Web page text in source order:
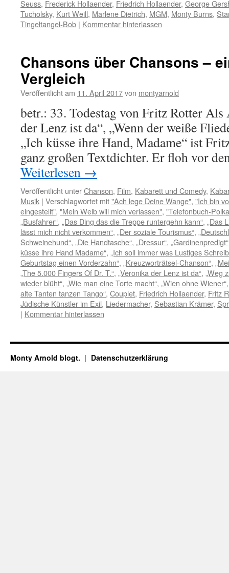
Seuss, Frederick Hollaender, Friedrich Hollaender, George
Tucholsky, Kurt Weill, Marlene Dietrich, MGM, Monty Burns,
Tingeltangel-Bob | Kommentar hinterlassen
Chansons über Chansons –
Vergleich
Veröffentlicht am 11. April 2017von montyarnold
betr.: 33. Todestag von Fritz Rotter
der Lenz ist da“, „Wenn der weiße
„Ich küsse ihre Hand, Madame“ ist
ganz großen Textdichter. Er floh vor
Weiterlesen →
Veröffentlicht unterChanson, Film, Kabarett und Comedy,
Musik | Verschlagwortet mit"Ach lege Deine Wange", "Ich bin
eingestellt", "Mein Weib will mich verlassen", "Telefonbuch-
„Busfahrer“, „Das Ding das die Treppe runtergehn kann“, „Das
lässt mich nicht verkommen“, „Der soziale Tourismus“,
Schweinehund“, „Die Handtasche“, „Dressur“, „Gardinenpredigt“
küsse ihre Hand Madame“, „Ich soll immer was Lustiges
Geburtstag einen Vorderzahn“, „Kreuzworträtsel-Chanson“,
„The 5.000 Fingers Of Dr. T.“, „Veronika der Lenz ist da“, „Weg
wieder blüht“, „Wie man eine Torte macht“, „Wien ohne Wiener“
alte Tanten tanzen Tango“, Couplet, Friedrich Hollaender, Fritz
Jüdische Künstler im Exil, Liedermacher, Sebastian Krämer,
| Kommentar hinterlassen
Monty Arnold blogt. Datenschutz­erklärung